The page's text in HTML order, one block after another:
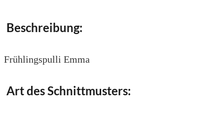
Beschreibung:
Frühlingspulli Emma
Art des Schnittmusters: